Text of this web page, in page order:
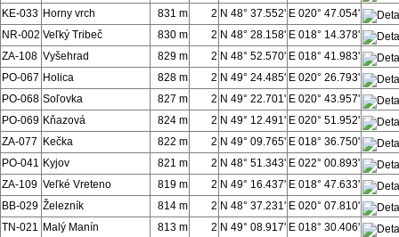
KE-033 Horny vrch 831 m 2 N 48° 37.552' E 020° 47.054'
NR-002 Veľký Tribeč 830 m 2 N 48° 28.158' E 018° 14.378'
ZA-108 Vyšehrad 829 m 2 N 48° 52.570' E 018° 41.983'
PO-067 Holica 828 m 2 N 49° 24.485' E 020° 26.793'
PO-068 Soľovka 827 m 2 N 49° 22.701' E 020° 43.957'
PO-069 Kňazová 824 m 2 N 49° 12.491' E 020° 51.952'
ZA-077
Kečka 822 m 2 N 49° 09.765' E 018° 36.750'
PO-041 Kyjov 821 m 2 N 48° 51.343' E 022° 00.893'
ZA-109 Veľké Vreteno 819 m 2 N 49° 16.437' E 018° 47.633'
BB-029 Železník 814 m 2 N 48° 37.231' E 020° 07.810'
TN-021 Malý Manín 813 m 2 N 49° 08.917' E 018° 30.406'